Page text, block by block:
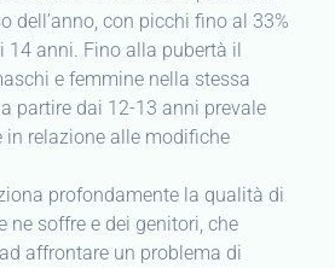
dell’anno, con picchi fino al 33%
14 anni. Fino alla pubertà il
e femmine nella stessa
partire dai 12-13 anni prevale
in relazione alle modifiche
profondamente la qualità di
ne soffre e dei genitori, che
affrontare un problema di